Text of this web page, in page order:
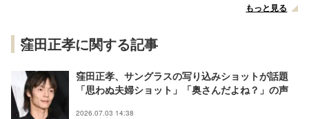
もっと見る
窪田正孝に関する記事
窪田正孝、サングラスの写り込みショットが話題
「思わぬ夫婦ショット」「奥さんだよね？」の声
2026.07.03 14:38